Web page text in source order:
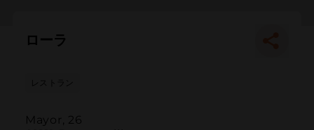
ローラ
レストラン
Mayor, 26